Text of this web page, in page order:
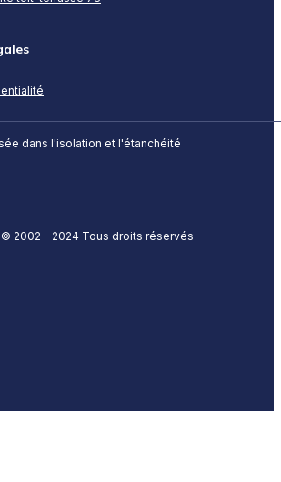
dans l'isolation et l'étanchéité
2002 - 2024 Tous droits réservés